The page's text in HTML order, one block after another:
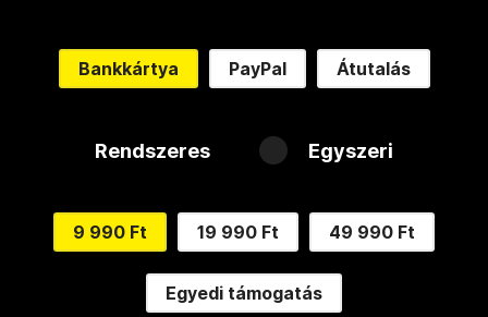
Bankkártya PayPal Átutalás
Rendszeres Egyszeri
9 990 Ft 19 990 Ft 49 990 Ft
Egyedi támogatás